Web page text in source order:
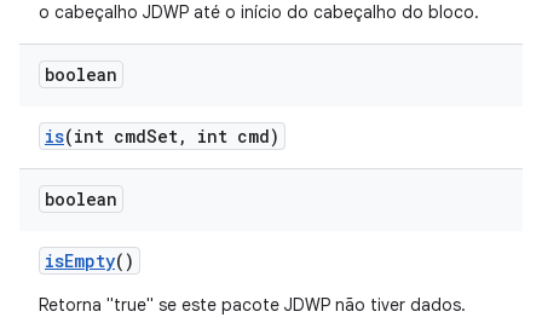
o cabeçalho JDWP até o início do cabeçalho do bloco.
boolean
is(int cmdSet, int cmd)
boolean
isEmpty()
Retorna "true" se este pacote JDWP não tiver dados.